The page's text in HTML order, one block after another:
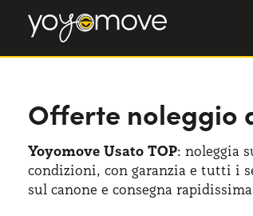
Offerte noleggio
Yoyomove Usato TOP: noleggia
condizioni, con garanzia e tutti i
sul canone e consegna